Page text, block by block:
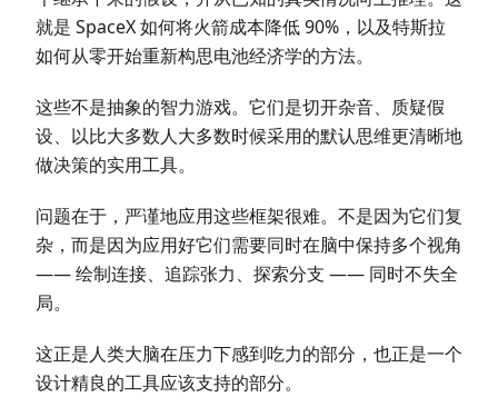
就是 SpaceX 如何将火箭成本降低 90%，以及特斯拉
如何从零开始重新构思电池经济学的方法。
这些不是抽象的智力游戏。它们是切开杂音、质疑假
设、以比大多数人大多数时候采用的默认思维更清晰地
做决策的实用工具。
问题在于，严谨地应用这些框架很难。不是因为它们复
杂，而是因为应用好它们需要同时在脑中保持多个视角
—— 绘制连接、追踪张力、探索分支 —— 同时不失全
局。
这正是人类大脑在压力下感到吃力的部分，也正是一个
设计精良的工具应该支持的部分。